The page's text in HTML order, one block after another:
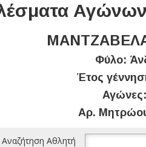
Αγώνων
Φύλο:
Έτος
Αρ.
Αναζήτηση Αθλητή